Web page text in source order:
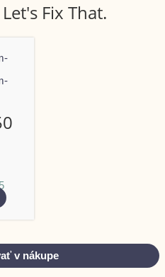
Fix That.
v nákupe